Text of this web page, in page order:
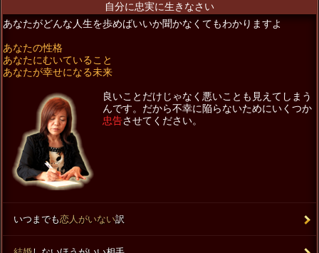
自分に忠実に生きなさい
あなたがどんな人生を歩めばいいか聞かなくてもわかりますよ
あなたの性格
あなたにむいていること
あなたが幸せになる未来
良いことだけじゃなく悪いことも見えてしまう
んです。だから不幸に陥らないためにいくつか
忠告させてください。
いつまでも恋人がいない訳